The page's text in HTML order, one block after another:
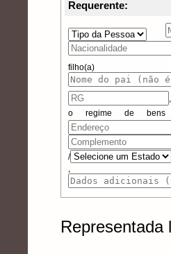
Requerente:
o regime de
/
,
Representada